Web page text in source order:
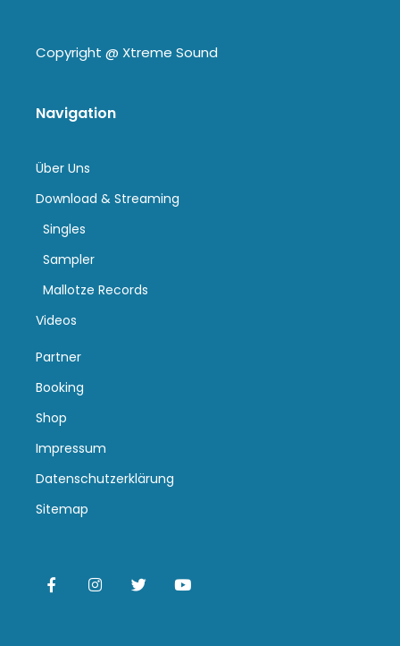
Copyright @ Xtreme Sound
Navigation
Über Uns
Download & Streaming
Singles
Sampler
Mallotze Records
Videos
Partner
Booking
Shop
Impressum
Datenschutzerklärung
Sitemap